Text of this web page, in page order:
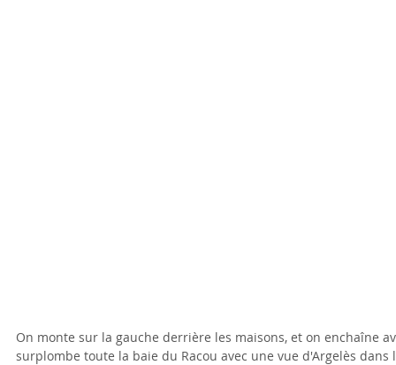
On monte sur la gauche derrière les maisons, et on enchaîne
surplombe toute la baie du Racou avec une vue d'Argelès dans